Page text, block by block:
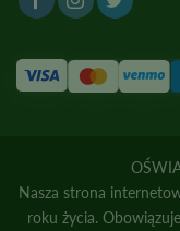
Nasza strona
roku życia.